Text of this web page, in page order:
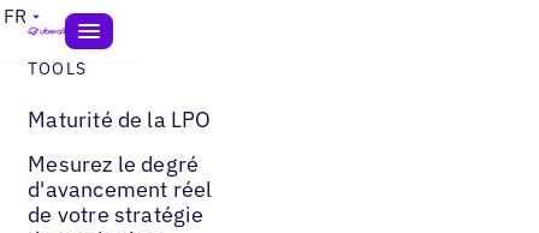
FR
TOOLS
Maturité de la LPO
Mesurez le degré
d'avancement réel
de votre stratégie